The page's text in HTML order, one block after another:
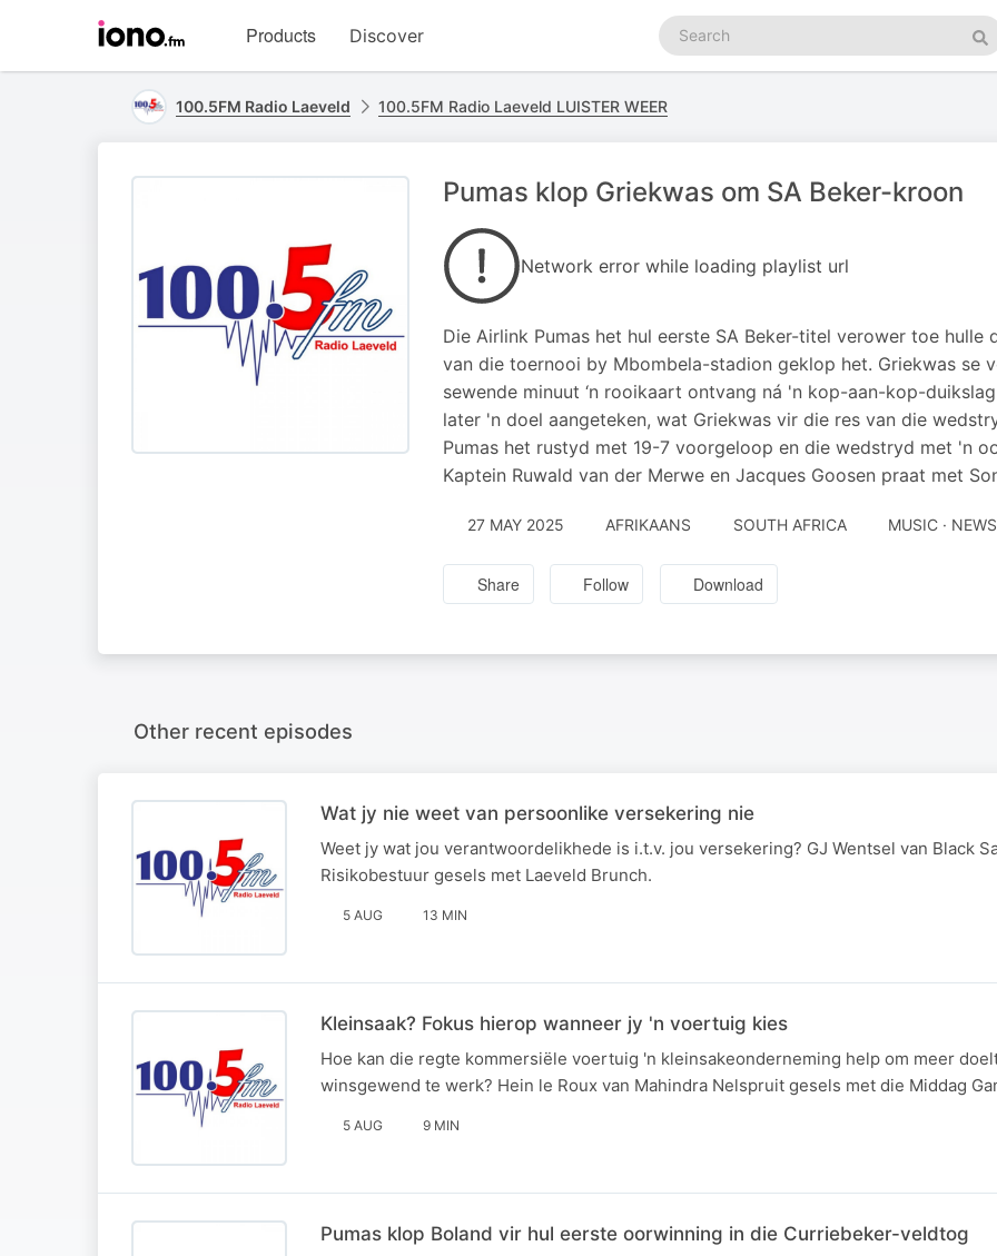
homepage
Products Discover
Search
podcasts
100.5FM Radio Laeveld 100.5FM Radio Laeveld LUISTER WEER
Pumas klop Griekwas om SA Beker-kroon
Network error while loading playlist url
Die Airlink Pumas het hul eerste SA Beker-titel verower toe
van die toernooi by Mbombela-stadion geklop het. Griekwas se
sewende minuut ‘n rooikaart ontvang ná 'n kop-aan-kop-
later 'n doel aangeteken, wat Griekwas vir die res van die
Pumas het rustyd met 19-7 voorgeloop en die wedstryd met 'n
Kaptein Ruwald van der Merwe en Jacques Goosen praat met
27 MAY 2025 AFRIKAANS SOUTH AFRICA MUSIC · NEWS
Share Follow Download
Other recent episodes
Wat jy nie weet van persoonlike versekering nie
Weet jy wat jou verantwoordelikhede is i.t.v. jou versekering? GJ Wentsel van Black
Risikobestuur gesels met Laeveld Brunch.
5 AUG 13 MIN
Kleinsaak? Fokus hierop wanneer jy 'n voertuig kies
Hoe kan die regte kommersiële voertuig 'n kleinsakeonderneming help om meer
winsgewend te werk? Hein le Roux van Mahindra Nelspruit gesels met die Middag
5 AUG 9 MIN
Pumas klop Boland vir hul eerste oorwinning in die Curriebeker-veldtog